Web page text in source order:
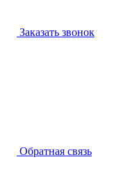
Заказать звонок
Обратная связь